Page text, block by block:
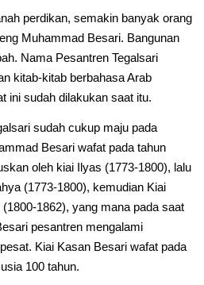
perdikan, semakin banyak orang
Muhammad Besari. Bangunan
Nama Pesantren Tegalsari
kitab-kitab berbahasa Arab
ini sudah dilakukan saat itu.
sudah cukup maju pada
Besari wafat pada tahun
oleh kiai Ilyas (1773-1800), lalu
(1773-1800), kemudian Kiai
1862), yang mana pada saat
pesantren mengalami
Kiai Kasan Besari wafat pada
100 tahun.